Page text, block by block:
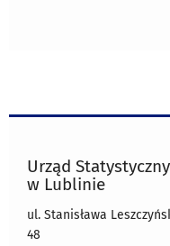
Urząd Statystyczny
w Lublinie
ul. Stanisława
48